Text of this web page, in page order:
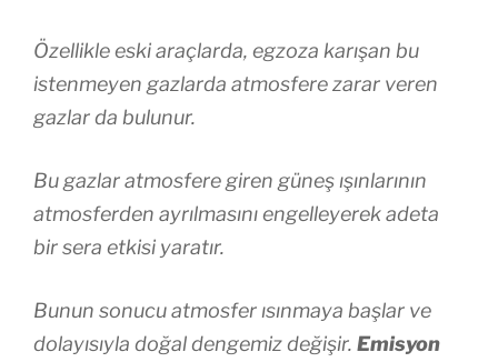
Özellikle eski araçlarda, egzoza karışan bu
istenmeyen gazlarda atmosfere zarar veren
gazlar da bulunur.
Bu gazlar atmosfere giren güneş ışınlarının
atmosferden ayrılmasını engelleyerek adeta
bir sera etkisi yaratır.
Bunun sonucu atmosfer ısınmaya başlar ve
dolayısıyla doğal dengemiz değişir. Emisyon